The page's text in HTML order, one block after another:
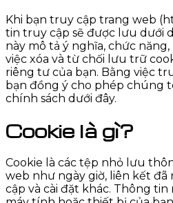
Khi bạn truy cập trang web
tin truy cập sẽ được lưu dưới
này mô tả ý nghĩa, chức
việc xóa và từ chối lưu trữ
riêng tư của bạn. Bằng việc
bạn đồng ý cho phép chúng
chính sách dưới đây.
Cookie là gì?
Cookie là các tệp nhỏ lưu
web như ngày giờ, liên kết đã
cập và cài đặt khác. Thông